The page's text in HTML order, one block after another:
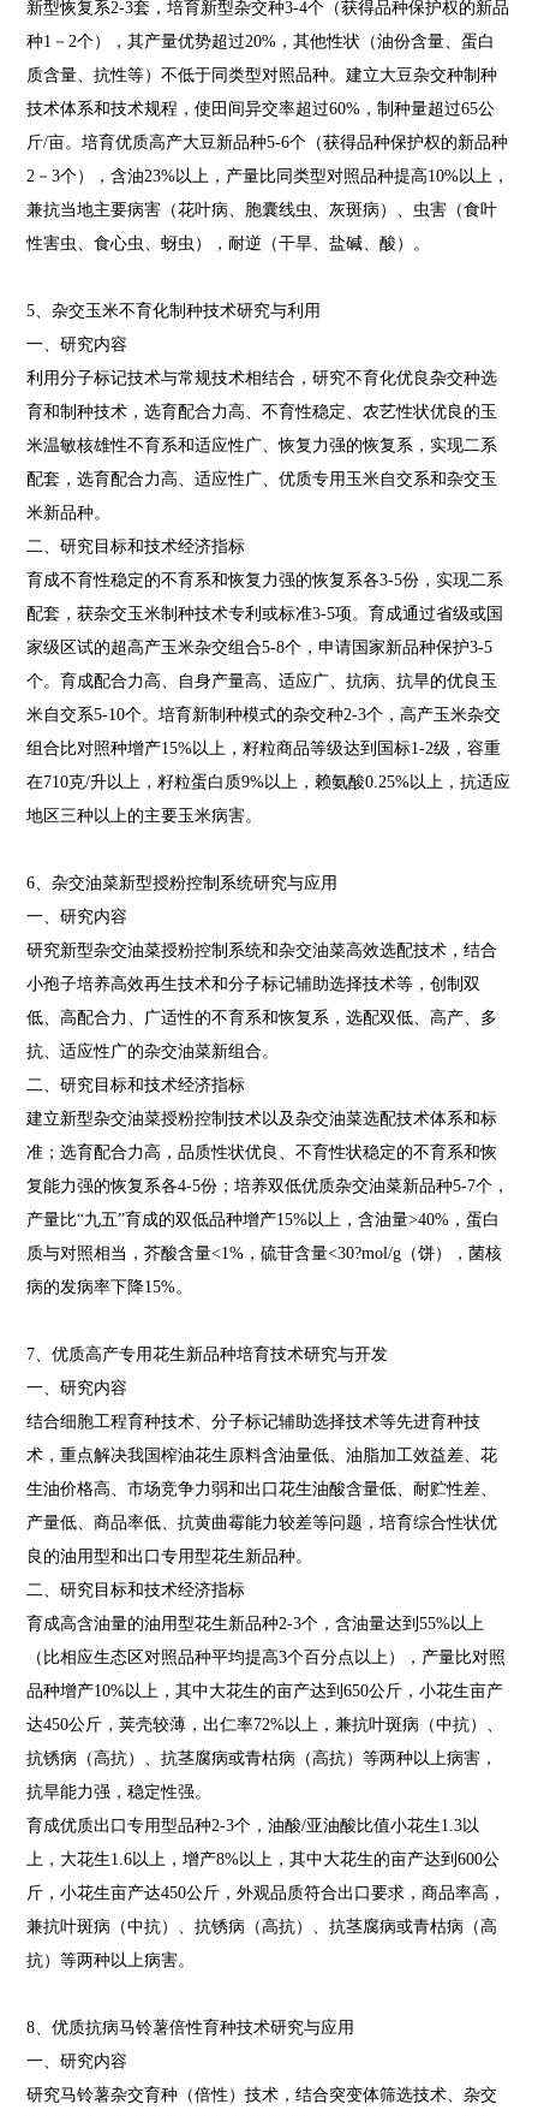
新型恢复系2-3套，培育新型杂交种3-4个（获得品种保护权的新品
种1－2个），其产量优势超过20%，其他性状（油份含量、蛋白
质含量、抗性等）不低于同类型对照品种。建立大豆杂交种制种
技术体系和技术规程，使田间异交率超过60%，制种量超过65公
斤/亩。培育优质高产大豆新品种5-6个（获得品种保护权的新品种
2－3个），含油23%以上，产量比同类型对照品种提高10%以上，
兼抗当地主要病害（花叶病、胞囊线虫、灰斑病）、虫害（食叶
性害虫、食心虫、蚜虫），耐逆（干旱、盐碱、酸）。
5、杂交玉米不育化制种技术研究与利用
一、研究内容
利用分子标记技术与常规技术相结合，研究不育化优良杂交种选
育和制种技术，选育配合力高、不育性稳定、农艺性状优良的玉
米温敏核雄性不育系和适应性广、恢复力强的恢复系，实现二系
配套，选育配合力高、适应性广、优质专用玉米自交系和杂交玉
米新品种。
二、研究目标和技术经济指标
育成不育性稳定的不育系和恢复力强的恢复系各3-5份，实现二系
配套，获杂交玉米制种技术专利或标准3-5项。育成通过省级或国
家级区试的超高产玉米杂交组合5-8个，申请国家新品种保护3-5
个。育成配合力高、自身产量高、适应广、抗病、抗旱的优良玉
米自交系5-10个。培育新制种模式的杂交种2-3个，高产玉米杂交
组合比对照种增产15%以上，籽粒商品等级达到国标1-2级，容重
在710克/升以上，籽粒蛋白质9%以上，赖氨酸0.25%以上，抗适应
地区三种以上的主要玉米病害。
6、杂交油菜新型授粉控制系统研究与应用
一、研究内容
研究新型杂交油菜授粉控制系统和杂交油菜高效选配技术，结合
小孢子培养高效再生技术和分子标记辅助选择技术等，创制双
低、高配合力、广适性的不育系和恢复系，选配双低、高产、多
抗、适应性广的杂交油菜新组合。
二、研究目标和技术经济指标
建立新型杂交油菜授粉控制技术以及杂交油菜选配技术体系和标
准；选育配合力高，品质性状优良、不育性状稳定的不育系和恢
复能力强的恢复系各4-5份；培养双低优质杂交油菜新品种5-7个，
产量比“九五”育成的双低品种增产15%以上，含油量>40%，蛋白
质与对照相当，芥酸含量<1%，硫苷含量<30?mol/g（饼），菌核
病的发病率下降15%。
7、优质高产专用花生新品种培育技术研究与开发
一、研究内容
结合细胞工程育种技术、分子标记辅助选择技术等先进育种技
术，重点解决我国榨油花生原料含油量低、油脂加工效益差、花
生油价格高、市场竞争力弱和出口花生油酸含量低、耐贮性差、
产量低、商品率低、抗黄曲霉能力较差等问题，培育综合性状优
良的油用型和出口专用型花生新品种。
二、研究目标和技术经济指标
育成高含油量的油用型花生新品种2-3个，含油量达到55%以上
（比相应生态区对照品种平均提高3个百分点以上），产量比对照
品种增产10%以上，其中大花生的亩产达到650公斤，小花生亩产
达450公斤，荚壳较薄，出仁率72%以上，兼抗叶斑病（中抗）、
抗锈病（高抗）、抗茎腐病或青枯病（高抗）等两种以上病害，
抗旱能力强，稳定性强。
育成优质出口专用型品种2-3个，油酸/亚油酸比值小花生1.3以
上，大花生1.6以上，增产8%以上，其中大花生的亩产达到600公
斤，小花生亩产达450公斤，外观品质符合出口要求，商品率高，
兼抗叶斑病（中抗）、抗锈病（高抗）、抗茎腐病或青枯病（高
抗）等两种以上病害。
8、优质抗病马铃薯倍性育种技术研究与应用
一、研究内容
研究马铃薯杂交育种（倍性）技术，结合突变体筛选技术、杂交